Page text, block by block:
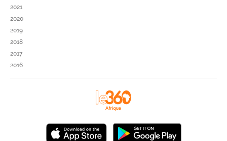
2021
2020
2019
2018
2017
2016